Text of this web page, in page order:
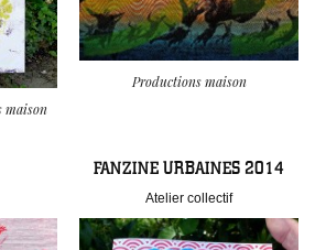
maison
Productions maison
FANZINE URBAINES 2014
Atelier collectif